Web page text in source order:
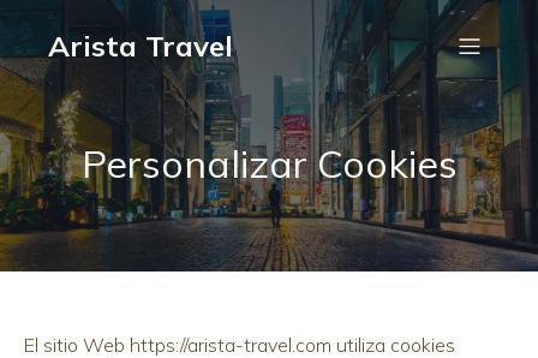
Arista Travel
Personalizar Cookies
El sitio Web https://arista-travel.com utiliza cookies